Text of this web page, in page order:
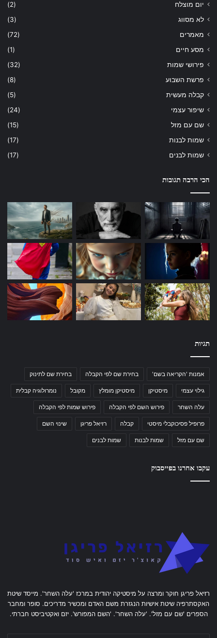
יום מוצלח
(2)
לא מסווג
(3)
מאמרים
(72)
מסע חיים
(1)
פירושי שמות
(32)
פרשת השבוע
(8)
קבלה מעשית
(5)
שיפור עצמי
(24)
שם עם מזל
(15)
שמות לבנות
(17)
שמות לבנים
(17)
הכי הרבה תגובות
תגיות
אמנות 'הקריאה בשם' בחירת שם לפי הקבלה בחירת שם לתינוק
גילוי עצמי מיסטיקן מיסטיקן מומלץ מקובל נומרולוגיה קבלית
עלה השחר פירוש השם לפי הקבלה פירוש שמות לפי הקבלה
פרופיל פסיכוקבלי מיסטי קבלה רזיאל פריגן שינוי השם
שם עם מזל שמות לבנות שמות לבנים
עקבו אחרנו בפייסבוק
רזיאל פריגן חוקר ומרצה על מיסטיקה יהודית במרכז 'עלה השחר'. מייסד שיטת
האקסתרפיה שיטת אישיות הנגזרת משם האדם ומכשיר מדריכים. סופר ומחבר
הספרים 'שם עם מזל'. 'עלה השחר'. 'השם המפורש'. יזם ואקטיביסט חברתי.